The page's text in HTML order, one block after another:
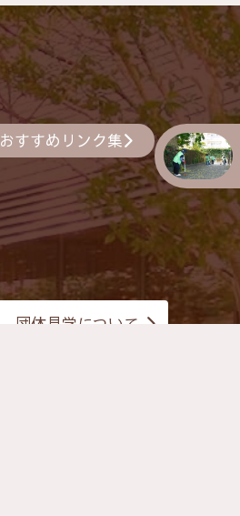
おすすめリンク集
団体見学について